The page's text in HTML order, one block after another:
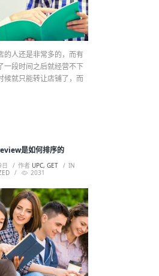
的人还是非常多的，而有
一段时间之后就经营不下
候就只能转让店铺了，而
是如何排序的
作者 UPC, GET
IN
2031